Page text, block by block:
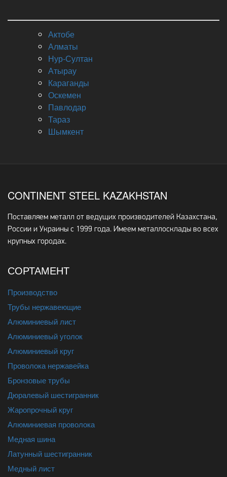
Актобе
Алматы
Нур-Султан
Атырау
Караганды
Оскемен
Павлодар
Тараз
Шымкент
CONTINENT STEEL KAZAKHSTAN
Поставляем металл от ведущих производителей Казахстана,
России и Украины с 1999 года. Имеем металлосклады во всех
крупных городах.
СОРТАМЕНТ
Производство
Трубы нержавеющие
Алюминиевый лист
Алюминиевый уголок
Алюминиевый круг
Проволока нержавейка
Бронзовые трубы
Дюралевый шестигранник
Жаропрочный круг
Алюминиевая проволока
Медная шина
Латунный шестигранник
Медный лист